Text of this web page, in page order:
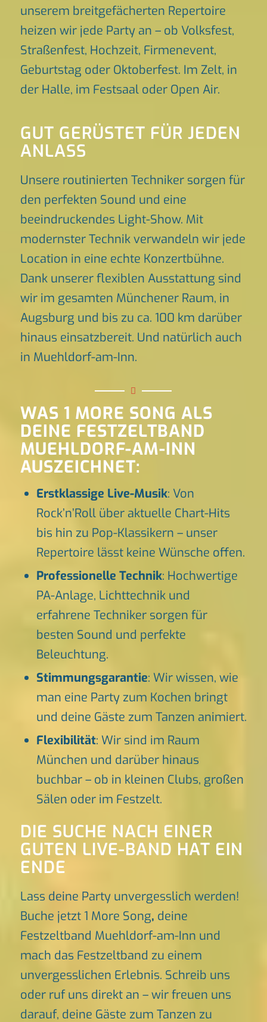
unserem breitgefächerten Repertoire
heizen wir jede Party an – ob Volksfest,
Straßenfest, Hochzeit, Firmenevent,
Geburtstag oder Oktoberfest. Im Zelt, in
der Halle, im Festsaal oder Open Air.
GUT GERÜSTET FÜR JEDEN
ANLASS
Unsere routinierten Techniker sorgen für
den perfekten Sound und eine
beeindruckendes Light-Show. Mit
modernster Technik verwandeln wir jede
Location in eine echte Konzertbühne.
Dank unserer flexiblen Ausstattung sind
wir im gesamten Münchener Raum, in
Augsburg und bis zu ca. 100 km darüber
hinaus einsatzbereit. Und natürlich auch
in Muehldorf-am-Inn.
WAS 1 MORE SONG ALS
DEINE FESTZELTBAND
MUEHLDORF-AM-INN
AUSZEICHNET:
Erstklassige Live-Musik: Von
Rock’n’Roll über aktuelle Chart-Hits
bis hin zu Pop-Klassikern – unser
Repertoire lässt keine Wünsche offen.
Professionelle Technik: Hochwertige
PA-Anlage, Lichttechnik und
erfahrene Techniker sorgen für
besten Sound und perfekte
Beleuchtung.
Stimmungsgarantie: Wir wissen, wie
man eine Party zum Kochen bringt
und deine Gäste zum Tanzen animiert.
Flexibilität: Wir sind im Raum
München und darüber hinaus
buchbar – ob in kleinen Clubs, großen
Sälen oder im Festzelt.
DIE SUCHE NACH EINER
GUTEN LIVE-BAND HAT EIN
ENDE
Lass deine Party unvergesslich werden!
Buche jetzt 1 More Song, deine
Festzeltband Muehldorf-am-Inn und
mach das Festzeltband zu einem
unvergesslichen Erlebnis. Schreib uns
oder ruf uns direkt an – wir freuen uns
darauf, deine Gäste zum Tanzen zu